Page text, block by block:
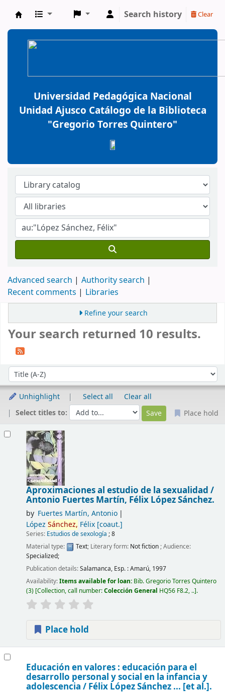
BiblioGTQ
Search history Clear
Universidad Pedagógica Nacional
Unidad Ajusco Catálogo de la Biblioteca
"Gregorio Torres Quintero"
Advanced search
Authority search
Recent comments
Libraries
Refine your search
Your search returned 10 results.
Sort by:
Unhighlight Select all
Clear all
Select titles to:
Place hold
Aproximaciones al estudio de la sexualidad /
Antonio Fuertes Martín, Félix López Sánchez.
by Fuertes Martín, Antonio
López Sánchez, Félix[coaut.]
Series: Estudios de sexología ; 8
Material type:
Text; Literary form: Not fiction; Audience:
Specialized;
Publication details:Salamanca, Esp. :Amarú, 1997
Availability:Items available for loan: Bib. Gregorio Torres Quintero
(3) Collection, call number:Colección General HQ56 F8.2, .. .
Place hold
Educación en valores : educación para el
desarrollo personal y social en la infancia y
adolescencia / Félix López Sánchez ... [et al.].